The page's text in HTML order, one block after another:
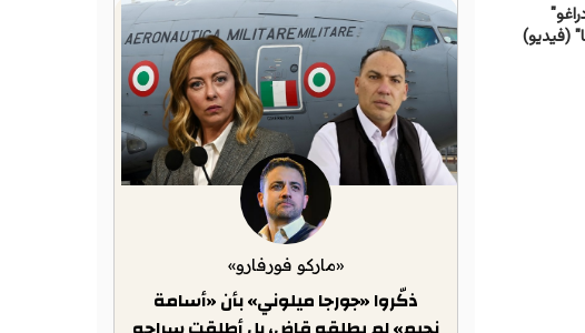
(فيديو)
«ماركو فورفارو»
ذكّروا «جورجا ميلوني» بأن «أسامة